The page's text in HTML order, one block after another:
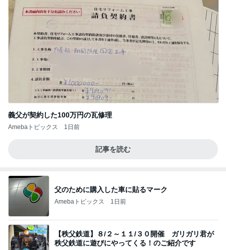
義父が契約した100万円の瓦修理
Amebaトピックス 1日前
記事を読む
父のために購入した車に貼るマーク
Amebaトピックス 1日前
【秩父鉄道】８/２～１１/３０開催 ガリガリ君が
秩父鉄道に遊びにやってくる！のご紹介です